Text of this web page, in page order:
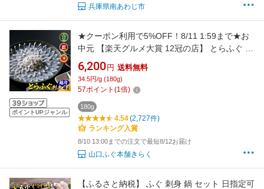
兵庫県南あわじ市
ポイントUPジャンル
★クーポン利用で5%OFF！8/11 1:59まで★お
中元 【楽天グルメ大賞 12冠の店】 とらふぐ 刺
身 「ふぐ刺身4人前／超冷」 山口ふぐ本舗きら
く とらふぐ刺し ふぐ皮 送料無料 贈り物 ギフト
母の日 敬老の日 歳暮 正月 プレゼント 冷凍
6,200円 送料無料
34.5円/g (180g)
57ポイント (1 倍)
180g
4.54(2,727件)
ランキング入賞
8/10 13:00までの注文で最短8/12お届け
山口ふぐ本舗きらく
【ふるさと納税】 ふぐ 刺身 鍋 セット 日指定可